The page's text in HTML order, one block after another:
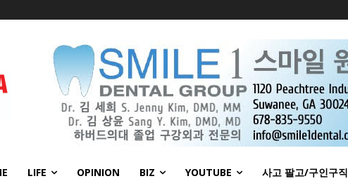
LIFE OPINION BIZ YOUTUBE 사고 팔고/구인구직